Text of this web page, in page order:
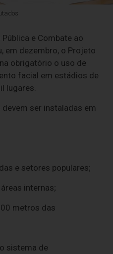
e Combate ao
em dezembro, o Projeto
obrigatório o uso de
facial em estádios de
lugares.
ser instaladas em
e setores populares;
internas;
metros das
sistema de